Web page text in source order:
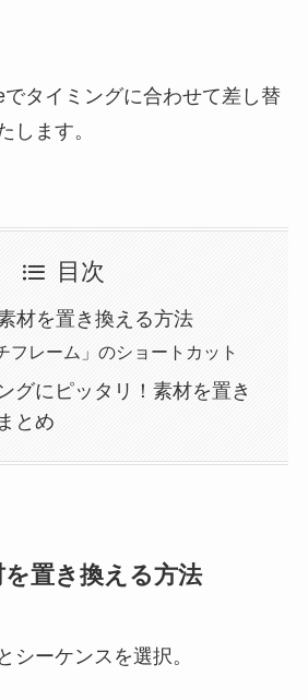
タイミングに合わせて差し替
します。
目次
材を置き換える方法
フレーム」のショートカット
グにピッタリ！素材を置き
とめ
置き換える方法
シーケンスを選択。